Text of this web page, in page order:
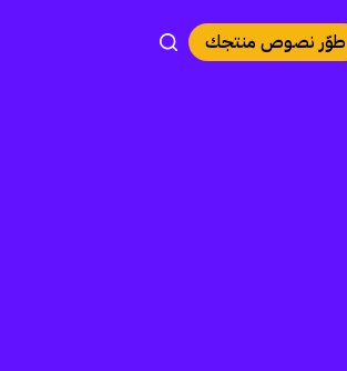
طوّر نصوص منتجك